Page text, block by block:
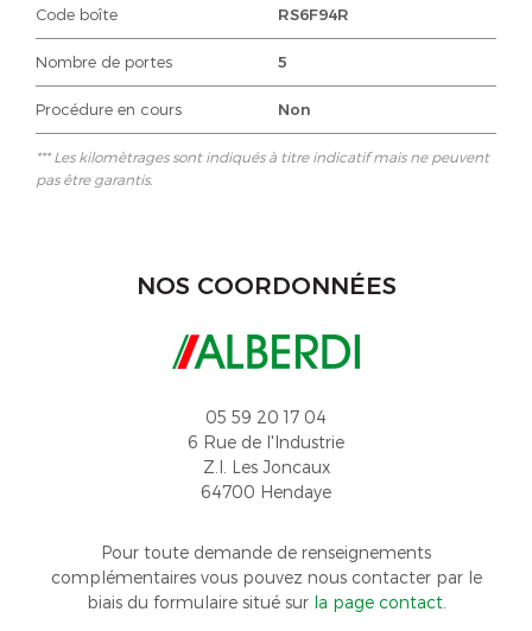
Code boîte RS6F94R
Nombre de portes 5
Procédure en cours Non
*** Les kilomètrages sont indiqués à titre indicatif mais ne peuvent
pas être garantis.
NOS COORDONNÉES
05 59 20 17 04
6 Rue de l'Industrie
Z.I. Les Joncaux
64700 Hendaye
Pour toute demande de renseignements
complémentaires vous pouvez nous contacter par le
biais du formulaire situé sur la page contact.